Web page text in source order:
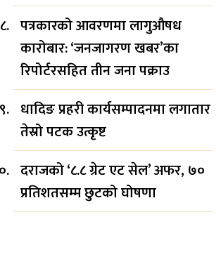
पत्रकारको आवरणमा लागुऔषध
कारोबार: ‘जनजागरण खबर’का
रिपोर्टरसहित तीन जना पक्राउ
धादिङ प्रहरी कार्यसम्पादनमा लगातार
तेस्रो पटक उत्कृष्ट
दराजको ‘८.८ ग्रेट एट सेल’ अफर, ७०
प्रतिशतसम्म छुटको घोषणा